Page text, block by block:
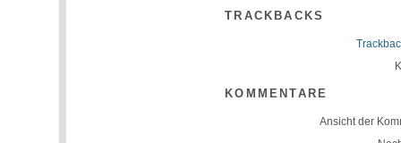
TRACKBACKS
KOMMENTARE
Ansicht der